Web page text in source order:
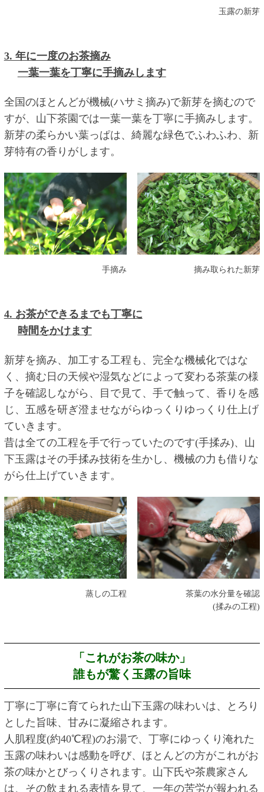
玉露の新芽
3. 年に一度のお茶摘み
一葉一葉を丁寧に手摘みします
全国のほとんどが機械(ハサミ摘み)で新芽を摘むので
すが、山下茶園では一葉一葉を丁寧に手摘みします。
新芽の柔らかい葉っぱは、綺麗な緑色でふわふわ、新
芽特有の香りがします。
手摘み 摘み取られた新芽
4. お茶ができるまでも丁寧に
時間をかけます
新芽を摘み、加工する工程も、完全な機械化ではな
く、摘む日の天候や湿気などによって変わる茶葉の様
子を確認しながら、目で見て、手で触って、香りを感
じ、五感を研ぎ澄ませながらゆっくりゆっくり仕上げ
ていきます。
昔は全ての工程を手で行っていたのです(手揉み)、山
下玉露はその手揉み技術を生かし、機械の力も借りな
がら仕上げていきます。
蒸しの工程
茶葉の水分量を確認
(揉みの工程)
「これがお茶の味か」
誰もが驚く玉露の旨味
丁寧に丁寧に育てられた山下玉露の味わいは、とろり
とした旨味、甘みに凝縮されます。
人肌程度(約40℃程)のお湯で、丁寧にゆっくり淹れた
玉露の味わいは感動を呼び、ほとんどの方がこれがお
茶の味かとびっくりされます。山下氏や茶農家さん
は、その飲まれる表情を見て、一年の苦労が報われる